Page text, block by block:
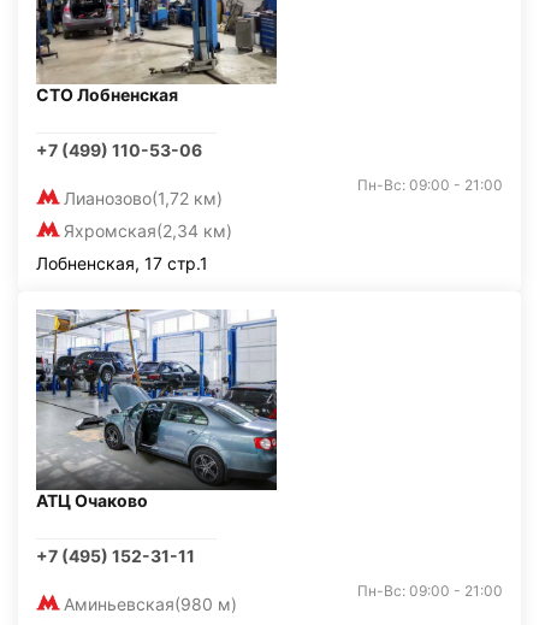
СТО Лобненская
+7 (499) 110-53-06
Лианозово(1,72 км)
Яхромская(2,34 км)
Пн-Вс: 09:00 - 21:00
Лобненская, 17 стр.1
АТЦ Очаково
+7 (495) 152-31-11
Аминьевская(980 м)
Пн-Вс: 09:00 - 21:00